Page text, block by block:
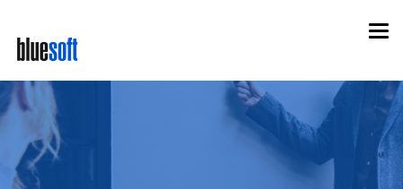
main
content